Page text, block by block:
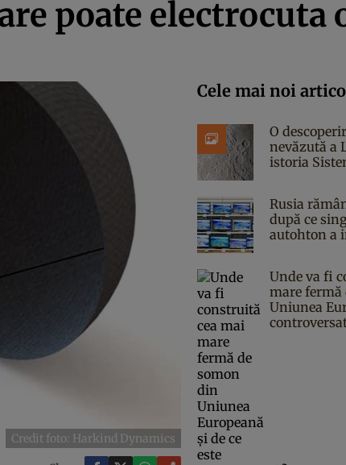
poate electrocuta
Credit foto: Harkind Dynamics
Cele mai noi
O
nevăzută a
istoria
Rusia
după ce
autohton a
Unde va fi
mare fermă
Uniunea